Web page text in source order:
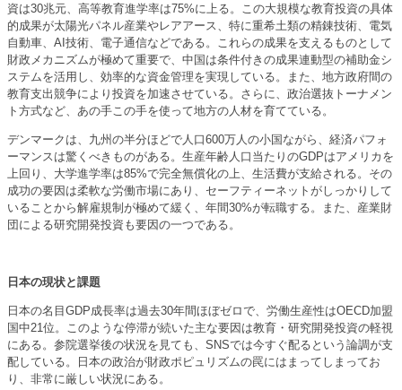
資は30兆元、高等教育進学率は75%に上る。この大規模な教育投資の具体
的成果が太陽光パネル産業やレアアース、特に重希土類の精錬技術、電気
自動車、AI技術、電子通信などである。これらの成果を支えるものとして
財政メカニズムが極めて重要で、中国は条件付きの成果連動型の補助金シ
ステムを活用し、効率的な資金管理を実現している。また、地方政府間の
教育支出競争により投資を加速させている。さらに、政治選抜トーナメン
ト方式など、あの手この手を使って地方の人材を育てている。
デンマークは、九州の半分ほどで人口600万人の小国ながら、経済パフォ
ーマンスは驚くべきものがある。生産年齢人口当たりのGDPはアメリカを
上回り、大学進学率は85%で完全無償化の上、生活費が支給される。その
成功の要因は柔軟な労働市場にあり、セーフティーネットがしっかりして
いることから解雇規制が極めて緩く、年間30%が転職する。また、産業財
団による研究開発投資も要因の一つである。
日本の現状と課題
日本の名目GDP成長率は過去30年間ほぼゼロで、労働生産性はOECD加盟
国中21位。このような停滞が続いた主な要因は教育・研究開発投資の軽視
にある。参院選挙後の状況を見ても、SNSでは今すぐ配るという論調が支
配している。日本の政治が財政ポピュリズムの罠にはまってしまってお
り、非常に厳しい状況にある。